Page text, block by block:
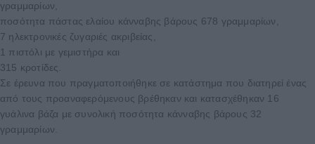
γραμμαρίων,
ποσότητα πάστας ελαίου κάνναβης βάρους 678 γραμμαρίων,
7 ηλεκτρονικές ζυγαριές ακριβείας,
1 πιστόλι με γεμιστήρα και
315 κροτίδες.
Σε έρευνα που πραγματοποιήθηκε σε κατάστημα που διατηρεί ένας
από τους προαναφερόμενους βρέθηκαν και κατασχέθηκαν 16
γυάλινα βάζα με συνολική ποσότητα κάνναβης βάρους 32
γραμμαρίων.